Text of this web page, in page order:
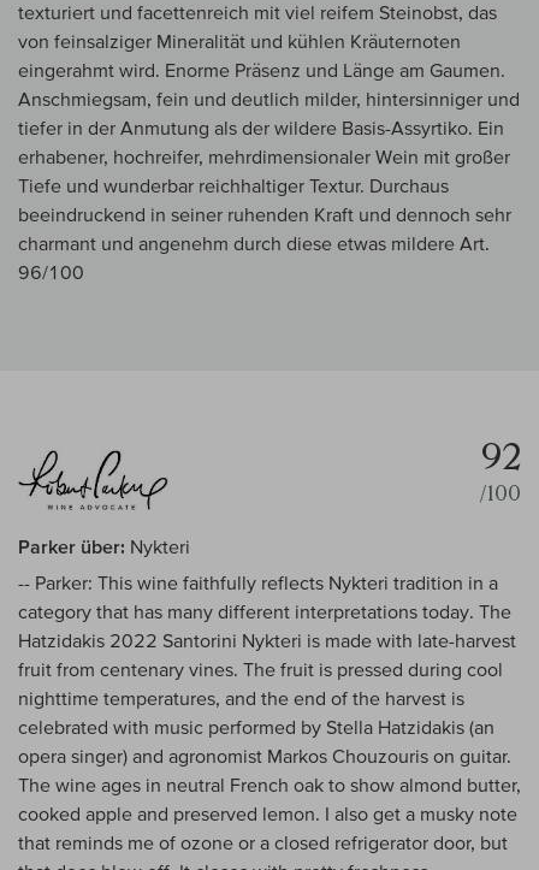
texturiert und facettenreich mit viel reifem Steinobst, das
von feinsalziger Mineralität und kühlen Kräuternoten
eingerahmt wird. Enorme Präsenz und Länge am Gaumen.
Anschmiegsam, fein und deutlich milder, hintersinniger und
tiefer in der Anmutung als der wildere Basis-Assyrtiko. Ein
erhabener, hochreifer, mehrdimensionaler Wein mit großer
Tiefe und wunderbar reichhaltiger Textur. Durchaus
beeindruckend in seiner ruhenden Kraft und dennoch sehr
charmant und angenehm durch diese etwas mildere Art.
96/100
92
/100
Parker über: Nykteri
-- Parker: This wine faithfully reflects Nykteri tradition in a
category that has many different interpretations today. The
Hatzidakis 2022 Santorini Nykteri is made with late-harvest
fruit from centenary vines. The fruit is pressed during cool
nighttime temperatures, and the end of the harvest is
celebrated with music performed by Stella Hatzidakis (an
opera singer) and agronomist Markos Chouzouris on guitar.
The wine ages in neutral French oak to show almond butter,
cooked apple and preserved lemon. I also get a musky note
that reminds me of ozone or a closed refrigerator door, but